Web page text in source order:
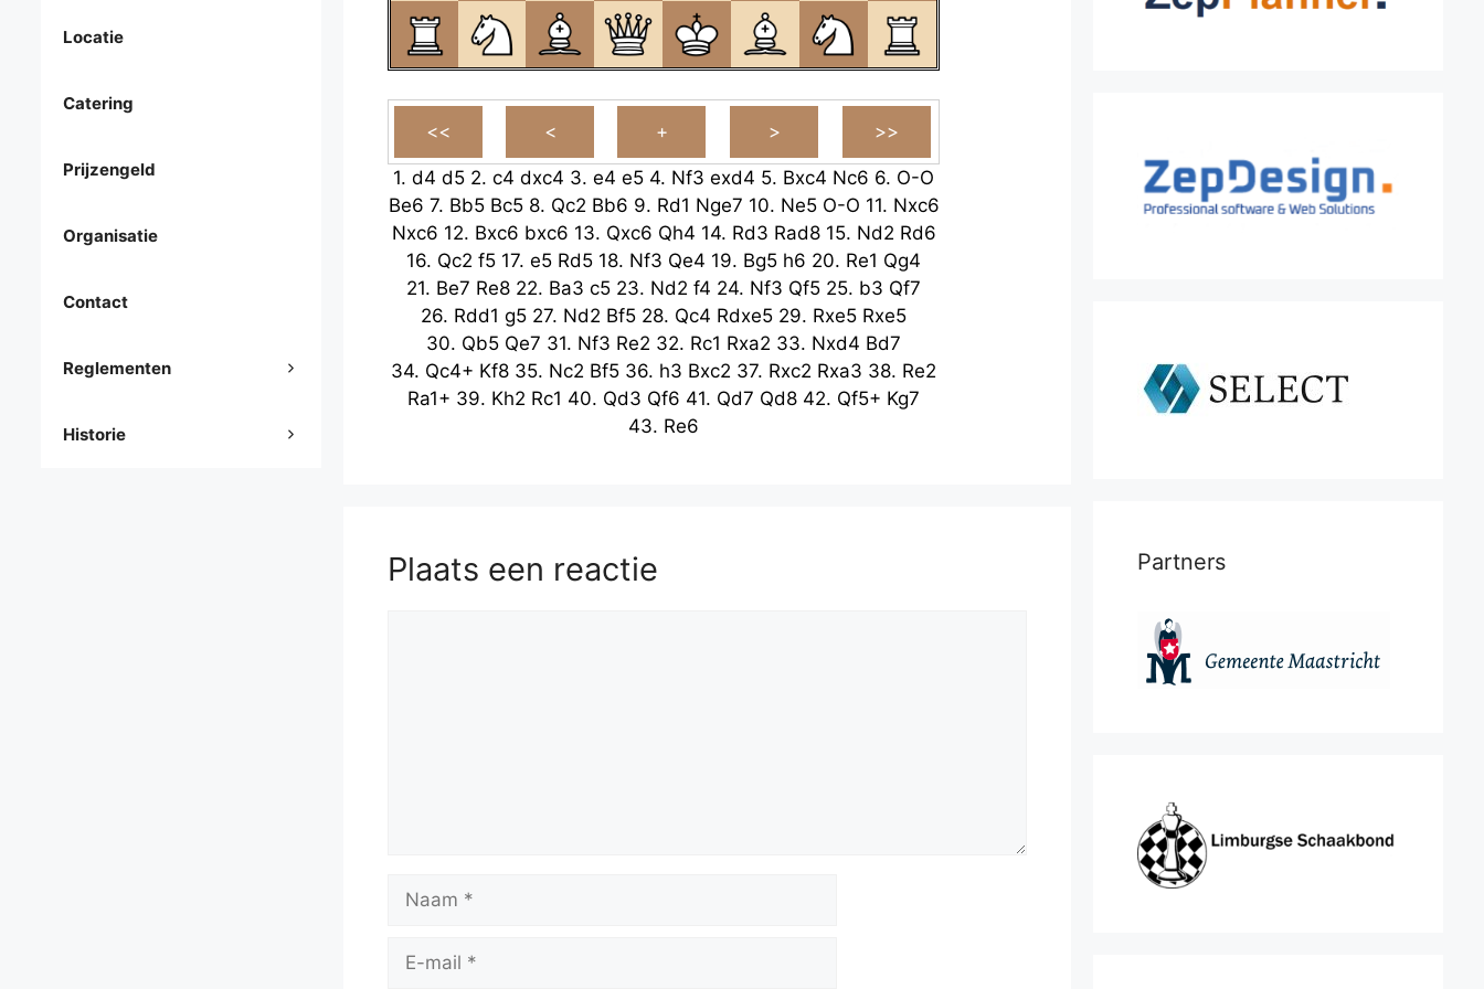
1. d4 d5 2. c4 dxc4 3. e4 e5 4. Nf3 exd4 5. Bxc4 Nc6 6. O-O
Be6 7. Bb5 Bc5 8. Qc2 Bb6 9. Rd1 Nge7 10. Ne5 O-O 11. Nxc6
Nxc6 12. Bxc6 bxc6 13. Qxc6 Qh4 14. Rd3 Rad8 15. Nd2 Rd6
16. Qc2 f5 17. e5 Rd5 18. Nf3 Qe4 19. Bg5 h6 20. Re1 Qg4
21. Be7 Re8 22. Ba3 c5 23. Nd2 f4 24. Nf3 Qf5 25. b3 Qf7
26. Rdd1 g5 27. Nd2 Bf5 28. Qc4 Rdxe5 29. Rxe5 Rxe5
30. Qb5 Qe7 31. Nf3 Re2 32. Rc1 Rxa2 33. Nxd4 Bd7
34. Qc4+ Kf8 35. Nc2 Bf5 36. h3 Bxc2 37. Rxc2 Rxa3 38. Re2
Ra1+ 39. Kh2 Rc1 40. Qd3 Qf6 41. Qd7 Qd8 42. Qf5+ Kg7
43. Re6
Plaats een reactie
mail
Locatie
Catering
Prijzengeld
Organisatie
Contact
Reglementen
Historie
Partners